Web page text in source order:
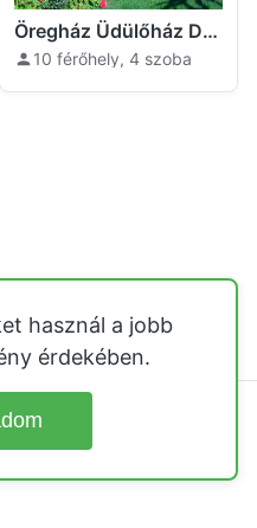
Öregház Üdülőház Domoszló
10 férőhely, 4 szoba
használ a jobb
érdekében.